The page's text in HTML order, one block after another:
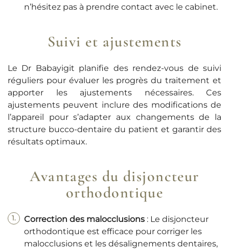
n’hésitez pas à prendre contact avec le cabinet.
Suivi et ajustements
Le Dr Babayigit planifie des rendez-vous de suivi
réguliers pour évaluer les progrès du traitement et
apporter les ajustements nécessaires. Ces
ajustements peuvent inclure des modifications de
l’appareil pour s’adapter aux changements de la
structure bucco-dentaire du patient et garantir des
résultats optimaux.
Avantages du disjoncteur
orthodontique
Correction des malocclusions : Le disjoncteur
orthodontique est efficace pour corriger les
malocclusions et les désalignements dentaires,